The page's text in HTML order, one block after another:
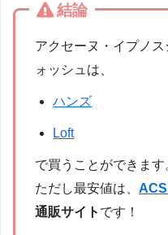
結論
アクセーヌ・イプノ
ォッシュは、
ハンズ
Loft
で買うことができます
ただし最安値は、
通販サイト です！